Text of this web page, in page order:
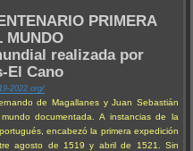
PRIMERA
MUNDO
realizada por
El Cano
2022.org/
de Magallanes y Juan Sebastián
documentada. A instancias de la
encabezó la primera expedición
agosto de 1519 y abril de 1521. Sin